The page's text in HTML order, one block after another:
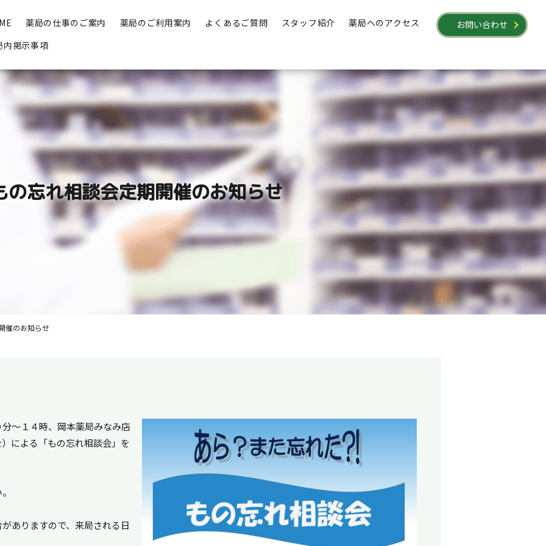
お問い合わせ
薬局の仕事のご案内 薬局のご利用案内 よくあるご質問 スタッフ紹介
薬局へのアクセス
内掲示事項
の忘れ相談会定期開催のお知らせ
催のお知らせ
～１４時、岡本薬局みなみ店
による「もの忘れ相談会」を
ありますので、来局される日